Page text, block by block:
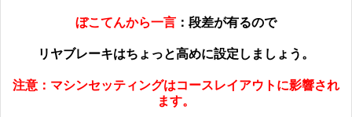
ぼこてんから一言 ：段差が有るので
リヤブレーキはちょっと高めに設定しましょう。
注意：マシンセッティングはコースレイアウトに影響され
ます。